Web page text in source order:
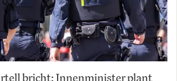
bricht: Innenminister plant